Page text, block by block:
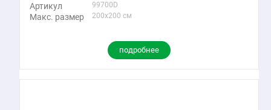
Артикул 99700D
Макс. размер 200x200 см
подробнее